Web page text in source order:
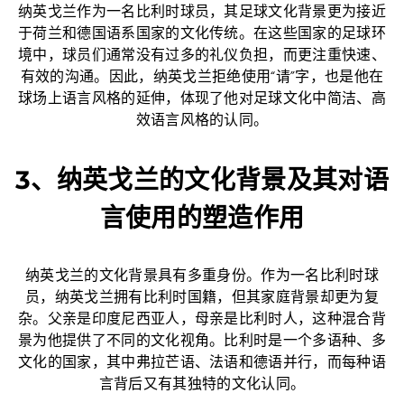
纳英戈兰作为一名比利时球员，其足球文化背景更为接近
于荷兰和德国语系国家的文化传统。在这些国家的足球环
境中，球员们通常没有过多的礼仪负担，而更注重快速、
有效的沟通。因此，纳英戈兰拒绝使用“请”字，也是他在
球场上语言风格的延伸，体现了他对足球文化中简洁、高
效语言风格的认同。
3、纳英戈兰的文化背景及其对语
言使用的塑造作用
纳英戈兰的文化背景具有多重身份。作为一名比利时球
员，纳英戈兰拥有比利时国籍，但其家庭背景却更为复
杂。父亲是印度尼西亚人，母亲是比利时人，这种混合背
景为他提供了不同的文化视角。比利时是一个多语种、多
文化的国家，其中弗拉芒语、法语和德语并行，而每种语
言背后又有其独特的文化认同。